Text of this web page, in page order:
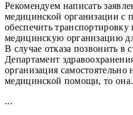
Рекомендуем написать
медицинской организации с
обеспечить
медицинскую организацию
В случае отказа позвонить
Департамент
организация
медицинской помощи, то
...